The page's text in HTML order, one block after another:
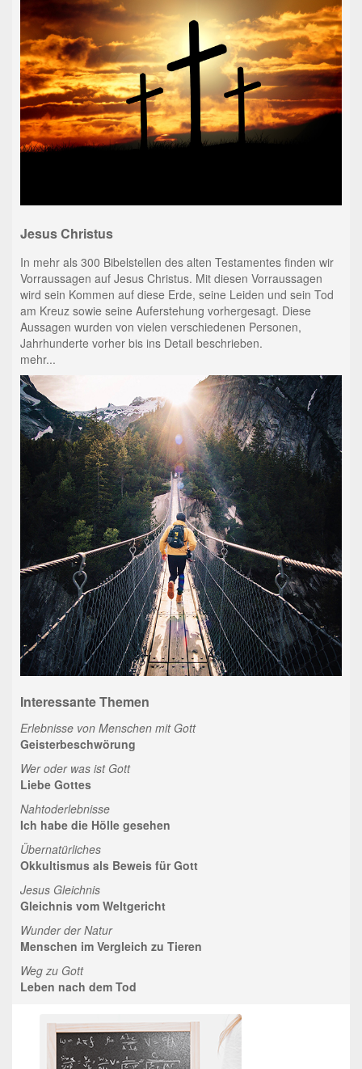
Jesus Christus
In mehr als 300 Bibelstellen des alten Testamentes finden wir
Vorraussagen auf Jesus Christus. Mit diesen Vorraussagen
wird sein Kommen auf diese Erde, seine Leiden und sein Tod
am Kreuz sowie seine Auferstehung vorhergesagt. Diese
Aussagen wurden von vielen verschiedenen Personen,
Jahrhunderte vorher bis ins Detail beschrieben.
mehr...
Interessante Themen
Erlebnisse von Menschen mit Gott
Geisterbeschwörung
Wer oder was ist Gott
Liebe Gottes
Nahtoderlebnisse
Ich habe die Hölle gesehen
Übernatürliches
Okkultismus als Beweis für Gott
Jesus Gleichnis
Gleichnis vom Weltgericht
Wunder der Natur
Menschen im Vergleich zu Tieren
Weg zu Gott
Leben nach dem Tod